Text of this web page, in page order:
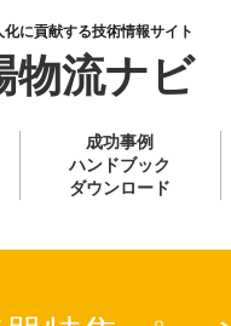
に貢献する技術情報サイト
物流ナビ
成功事例
ハンドブック
ダウンロード